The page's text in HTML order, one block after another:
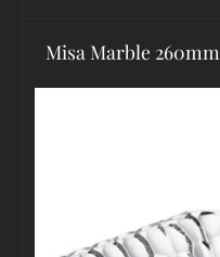
Misa Marble 260mm